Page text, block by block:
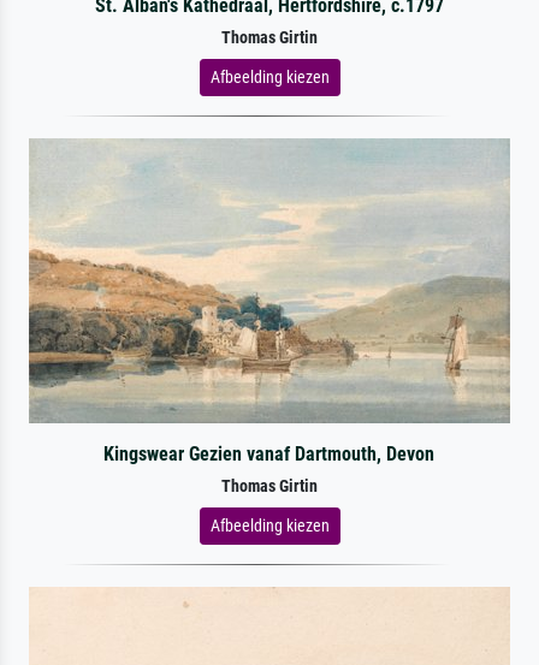
St. Alban's Kathedraal, Hertfordshire, c.1797
Thomas Girtin
Afbeelding kiezen
Kingswear Gezien vanaf Dartmouth, Devon
Thomas Girtin
Afbeelding kiezen